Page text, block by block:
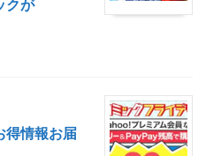
クが
得情報お届